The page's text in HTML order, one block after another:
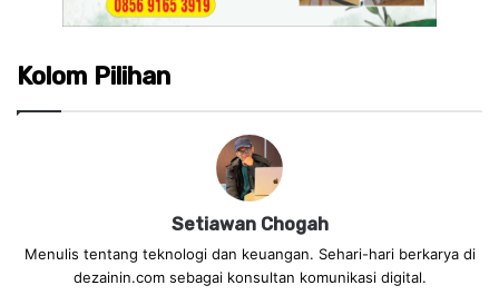
Kolom Pilihan
Setiawan Chogah
Menulis tentang teknologi dan keuangan. Sehari-hari berkarya di
dezainin.com sebagai konsultan komunikasi digital.